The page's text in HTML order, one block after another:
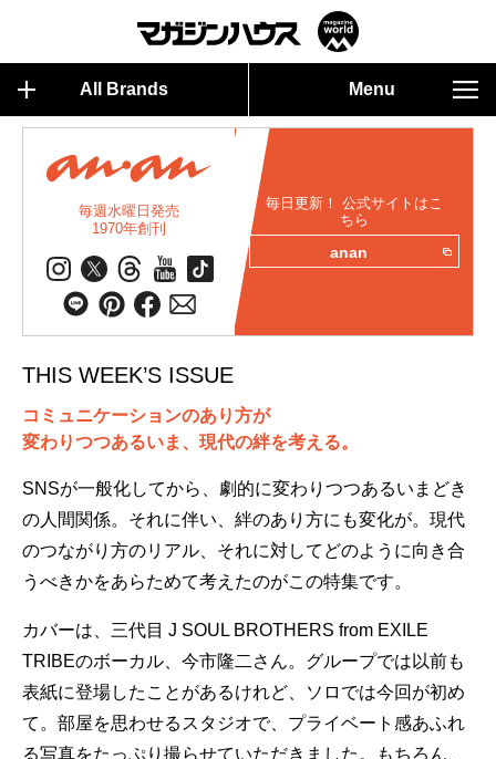
All Brands Menu
毎週水曜日発売
1970年創刊
毎日更新！ 公式サイトはこ
ちら
anan
THIS WEEK’S ISSUE
コミュニケーションのあり方が
変わりつつあるいま、現代の絆を考える。
SNSが一般化してから、劇的に変わりつつあるいまどき
の人間関係。それに伴い、絆のあり方にも変化が。現代
のつながり方のリアル、それに対してどのように向き合
うべきかをあらためて考えたのがこの特集です。
カバーは、三代目 J SOUL BROTHERS from EXILE
TRIBEのボーカル、今市隆二さん。グループでは以前も
表紙に登場したことがあるけれど、ソロでは今回が初め
て。部屋を思わせるスタジオで、プライベート感あふれ
る写真をたっぷり撮らせていただきました。もちろん、